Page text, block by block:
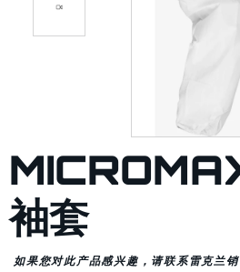
袖套
如果您对此产品感兴趣，请联系雷克兰